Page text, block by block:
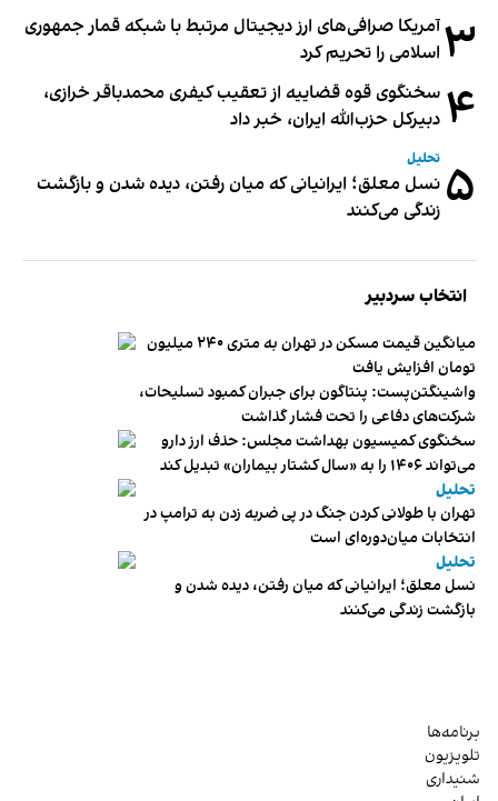
۳آمریکا صرافی‌های ارز دیجیتال مرتبط با شبکه قمار جمهوری
اسلامی را تحریم کرد
۴ سخنگوی قوه قضاییه از تعقیب کیفری محمدباقر خرازی،
دبیر‌کل حزب‌الله ایران، خبر داد
۵ تحلیل
نسل معلق؛ ایرانیانی که میان رفتن، دیده شدن و بازگشت
زندگی می‌کنند
انتخاب سردبیر
میانگین قیمت مسکن در تهران به متری ۲۴۰ میلیون
تومان افزایش یافت
واشینگتن‌پست: پنتاگون برای جبران کمبود تسلیحات،
شرکت‌های دفاعی را تحت فشار گذاشت
سخنگوی کمیسیون بهداشت مجلس: حذف ارز دارو
می‌تواند ۱۴۰۶ را به «سال کشتار بیماران» تبدیل کند
تحلیل
تهران با طولانی کردن جنگ در پی ضربه زدن به ترامپ در
انتخابات میان‌دوره‌ای است
تحلیل
نسل معلق؛ ایرانیانی که میان رفتن، دیده شدن و
بازگشت زندگی می‌کنند
برنامه‌ها
تلویزیون
شنیداری